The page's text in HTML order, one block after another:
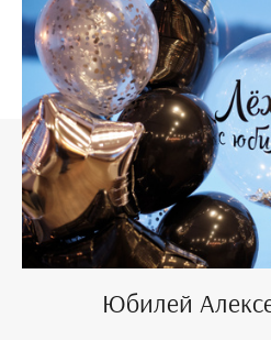
Юбилей